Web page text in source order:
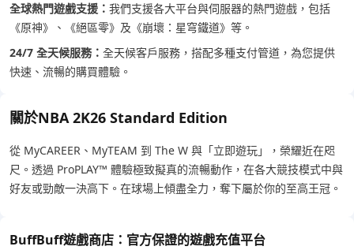
全球熱門遊戲支援： 我們支援各大平台與伺服器的熱門遊戲，包括
《原神》、《絕區零》及《崩壞：星穹鐵道》等。
24/7 全天候服務： 全天候客戶服務，搭配多種支付管道，為您提供
快速、流暢的購買體驗。
關於NBA 2K26 Standard Edition
從 MyCAREER、MyTEAM 到 The W 與「立即遊玩」，榮耀近在咫
尺。透過 ProPLAY™ 體驗極致擬真的流暢動作，在各大競技模式中與
好友或勁敵一決高下。在球場上傾盡全力，奪下屬於你的至高王冠。
BuffBuff遊戲商店：官方保證的遊戲充值平台